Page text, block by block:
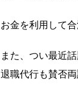
お金を利用して
また、つい最近
退職代行も賛否両